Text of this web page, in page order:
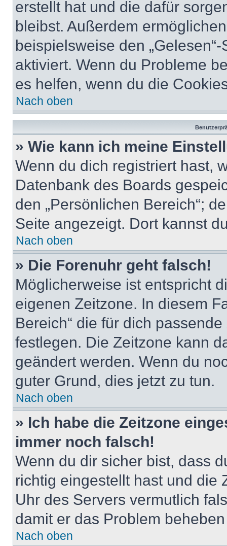
erstellt hat und die dafür
bleibst. Außerdem
beispielsweise den
aktiviert. Wenn du Probleme
es helfen, wenn du die
Nach oben
» Wie kann ich meine
Wenn du dich registriert hast,
Datenbank des Boards
den „Persönlichen Bereich“;
Seite angezeigt. Dort kannst
Nach oben
» Die Forenuhr geht falsch!
Möglicherweise ist entspricht
eigenen Zeitzone. In diesem
Bereich“ die für dich
festlegen. Die Zeitzone kann
geändert werden. Wenn du
guter Grund, dies jetzt zu tun.
Nach oben
» Ich habe die Zeitzone
immer noch falsch!
Wenn du dir sicher bist, dass
richtig eingestellt hast und die
Uhr des Servers vermutlich
damit er das Problem
Nach oben